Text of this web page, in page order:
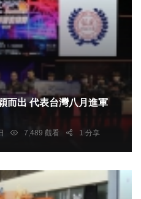
八月進軍
7,489 觀看 1 分享